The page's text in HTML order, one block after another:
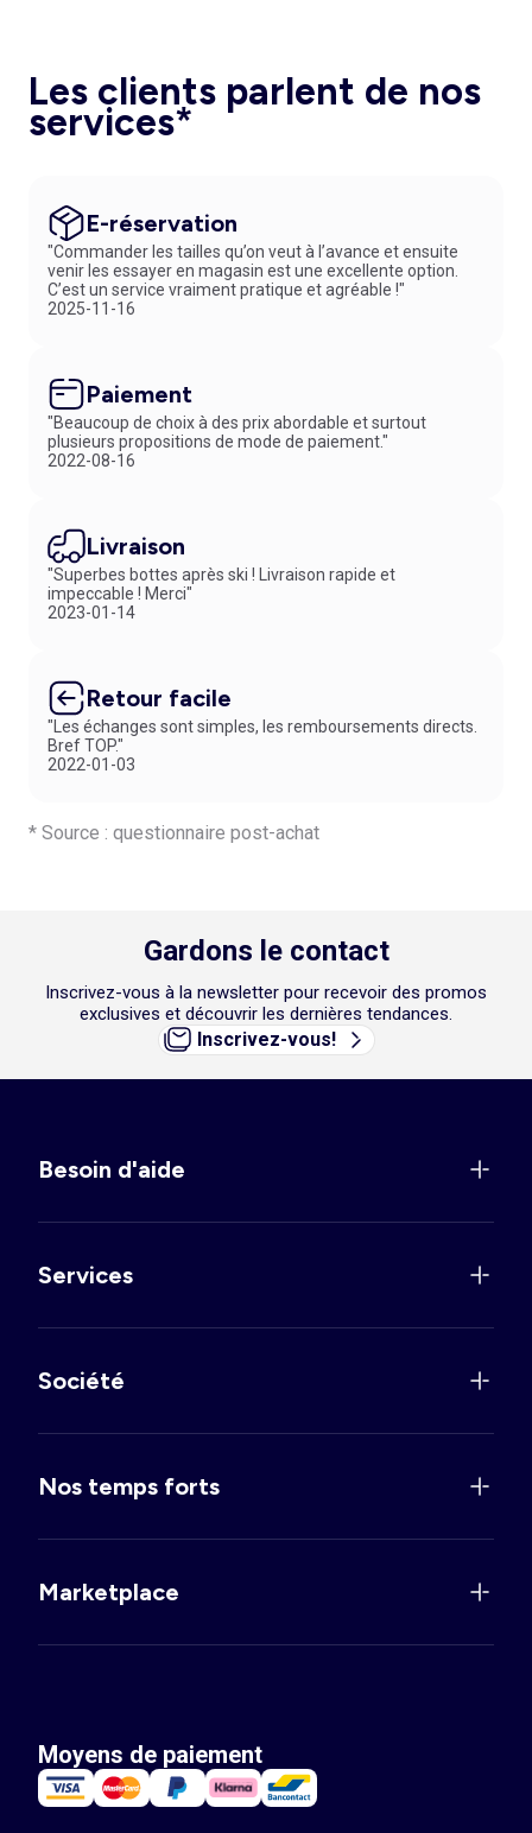
partie de l’attirail quotidien de toute écolière qui les préfère souvent
aux sacs à dos, car ils sont considérés comme desaccessoires
stylés . Par temps plus froid, les
La coiffure est la touche finale d'un look réussi. Grâce à notre vaste
gamme d'
cours à leur imagination, qu’elles aient besoin depinces à cheveux
barrettes pour cheveuxou autresaccessoires chics
Ces pièces, en plus d’être jolies, permettent de renforcer la confiance
COMMENT COMBINER LES ACCESSOIRES POUR FILLE ?
Inspirez-vous de ces trois idées pour créer des looks réussis et aider
votre fille à apprendre à assortir les couleurs et les matières :
Idée 1 : une écharpe et unejupe plisséede couleur assortie. Deux
indispensables du dressing.
Idée 3 : un cabas et unpantalon confortable
quotidien.
Les clients parlent de nos
services*
E-réservation
"Commander les tailles qu’on veut à l’avance et ensuite
venir les essayer en magasin est une excellente option.
C’est un service vraiment pratique et agréable !"
2025-11-16
Paiement
"Beaucoup de choix à des prix abordable et surtout
plusieurs propositions de mode de paiement."
2022-08-16
Livraison
"Superbes bottes après ski ! Livraison rapide et
impeccable ! Merci"
2023-01-14
Retour facile
"Les échanges sont simples, les remboursements directs.
Bref TOP."
2022-01-03
* Source : questionnaire post-achat
Gardons le contact
Inscrivez-vous à la newsletter pour recevoir des promos
exclusives et découvrir les dernières tendances.
Inscrivez-vous!
Besoin d'aide
Services
Société
Nos temps forts
Marketplace
Moyens de paiement